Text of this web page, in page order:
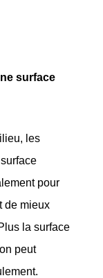
surface
les
pour
de mieux
la surface
peut